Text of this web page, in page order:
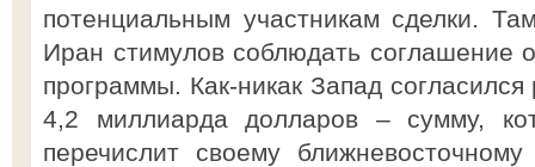
потенциальным участникам сделки.
Иран стимулов соблюдать соглашение
программы. Как-никак Запад
4,2 миллиарда долларов – сумму,
перечислит своему